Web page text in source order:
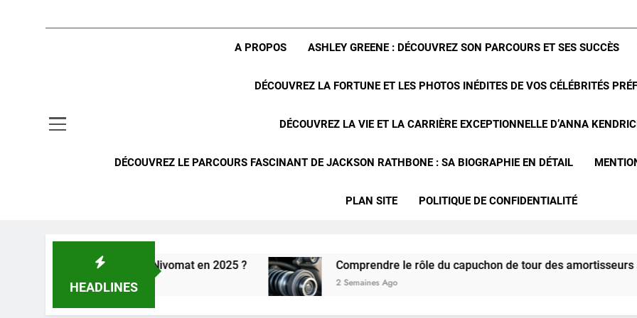
A PROPOS ASHLEY GREENE : DÉCOUVREZ SON PARCOURS ET SES SUCCÈS
DÉCOUVREZ LA FORTUNE ET LES PHOTOS INÉDITES DE VOS CÉLÉBRITÉS
DÉCOUVREZ LA VIE ET LA CARRIÈRE EXCEPTIONNELLE D’ANNA
DÉCOUVREZ LE PARCOURS FASCINANT DE JACKSON RATHBONE : SA BIOGRAPHIE EN DÉTAIL
PLAN SITE POLITIQUE DE CONFIDENTIALITÉ
HEADLINES
arrière Nivomat en 2025 ? Comprendre le rôle du capuchon de tour des amortisseurs avant du
2 Semaines Ago